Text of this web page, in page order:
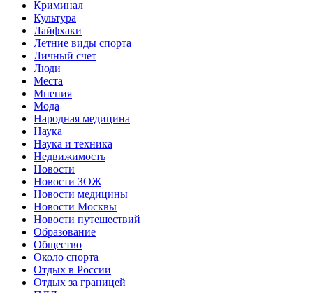
Криминал
Культура
Лайфхаки
Летние виды спорта
Личный счет
Люди
Места
Мнения
Мода
Народная медицина
Наука
Наука и техника
Недвижимость
Новости
Новости ЗОЖ
Новости медицины
Новости Москвы
Новости путешествий
Образование
Общество
Около спорта
Отдых в России
Отдых за границей